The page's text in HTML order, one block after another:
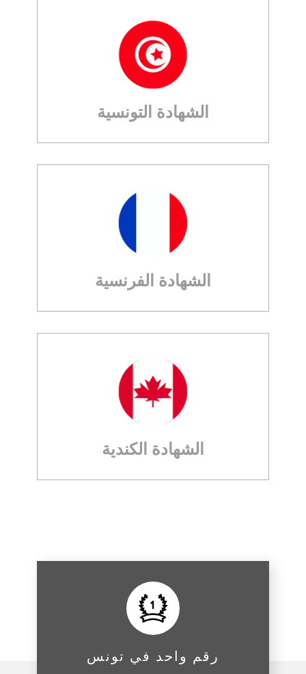
الشهادة التونسية
الشهادة الفرنسية
الشهادة الكندية
رقم واحد في تونس